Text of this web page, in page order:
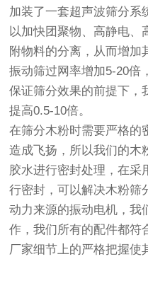
加装了一套超声波筛分系
以加快团聚物、高静电、
附物料的分离，从而增加
振动筛过网率增加5-20
保证筛分效果的前提下，
提高0.5-10倍。
在筛分木粉时需要严格的
造成飞扬，所以我们的木
胶水进行密封处理，在采
行密封，可以解决木粉筛
动力来源的振动电机，我
作，我们所有的配件都符
厂家细节上的严格把握使